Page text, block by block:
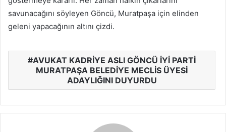
savunacağını söyleyen Göncü, Muratpaşa için elinden
geleni yapacağının altını çizdi.
AVUKAT KADRİYE ASLI GÖNCÜ İYİ PARTİ
MURATPAŞA BELEDİYE MECLİS ÜYESİ
ADAYLIĞINI DUYURDU